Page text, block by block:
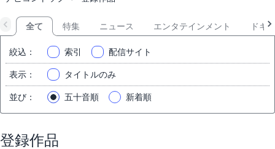
全て 特集 ニュース エンタテインメント ドキ
絞込 ： 索引 配信サイト
表示 ： タイトルのみ
並び ： 五十音順 新着順
登録作品